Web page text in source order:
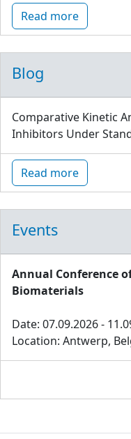
Read more
Blog
Comparative Kinetic
Inhibitors Under
Read more
Events
Annual Conference
Biomaterials
Date: 07.09.2026 -
Location: Antwerp,